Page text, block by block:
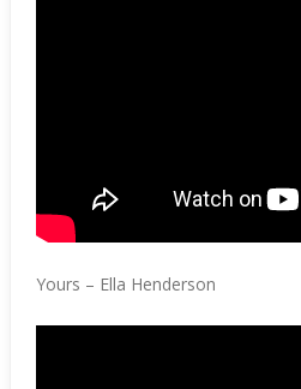
Yours – Ella Henderson